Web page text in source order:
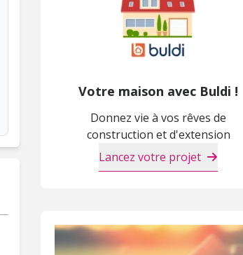
Votre maison avec Buldi !
Donnez vie à vos rêves de
construction et d'extension
Lancez votre projet